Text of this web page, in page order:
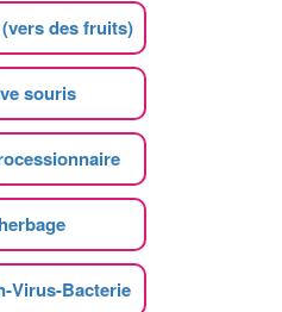
des fruits)
souris
Virus-Bacterie